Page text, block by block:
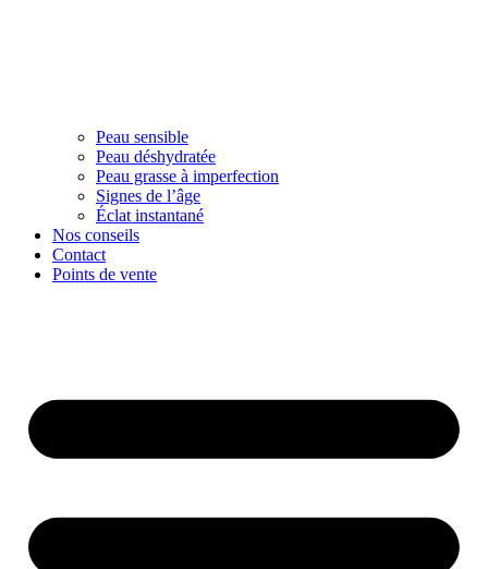
Peau sensible
Peau déshydratée
Peau grasse à imperfection
Signes de l’âge
Éclat instantané
Nos conseils
Contact
Points de vente